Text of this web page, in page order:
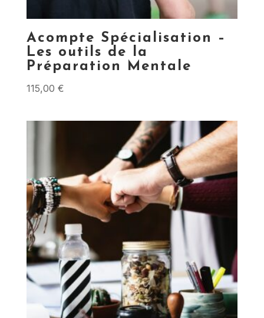
Acompte Spécialisation –
Les outils de la
Préparation Mentale
115,00 €